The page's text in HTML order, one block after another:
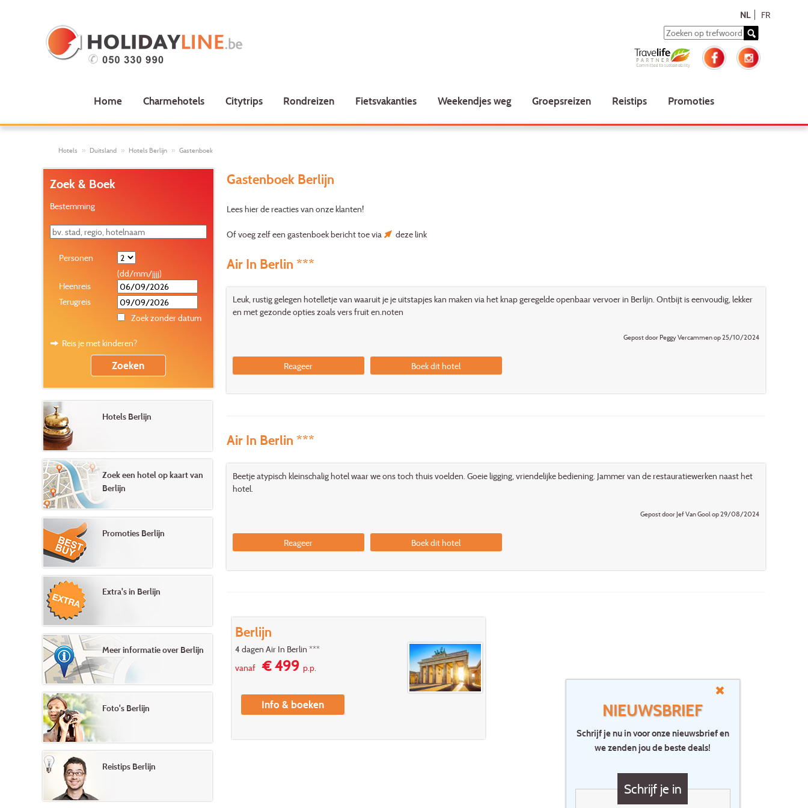
NIEUWSBRIEF
Schrijf je nu in voor onze nieuwsbrief en
we zenden jou de beste deals!
Schrijf je in
NL FR
Home Charmehotels Citytrips Rondreizen Fietsvakanties Weekendjes weg Groepsreizen Reistips Promoties
Hotels Duitsland Hotels Berlijn Gastenboek
Gastenboek Berlijn
Lees hier de reacties van onze klanten!
Of voeg zelf een gastenboek bericht toe via deze link
Air In Berlin ***
Leuk, rustig gelegen hotelletje van waaruit je je uitstapjes kan maken via het knap geregelde openbaar vervoer in Berlijn. Ontbijt is eenvoudig, lekker
en met gezonde opties zoals vers fruit en.noten
Gepost door Peggy Vercammen op 25/10/2024
Reageer Boek dit hotel
Air In Berlin ***
Beetje atypisch kleinschalig hotel waar we ons toch thuis voelden. Goeie ligging, vriendelijke bediening. Jammer van de restauratiewerken naast het
hotel.
Gepost door Jef Van Gool op 29/08/2024
Reageer Boek dit hotel
Berlijn
4 dagen Air In Berlin ***
vanaf€ 499p.p.
Info & boeken
Zoek & Boek
Bestemming
Personen
(dd/mm/jjjj)
Heenreis
Terugreis
Zoek zonder datum
Reis je met kinderen?
Hotels Berlijn
Zoek een hotel op kaart van
Berlijn
Promoties Berlijn
Extra's in Berlijn
Meer informatie over Berlijn
Foto's Berlijn
Reistips Berlijn